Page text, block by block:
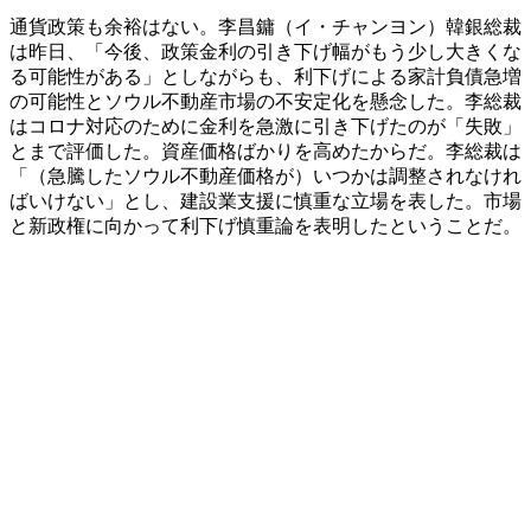
通貨政策も余裕はない。李昌鏞（イ・チャンヨン）韓銀総裁
は昨日、「今後、政策金利の引き下げ幅がもう少し大きくな
る可能性がある」としながらも、利下げによる家計負債急増
の可能性とソウル不動産市場の不安定化を懸念した。李総裁
はコロナ対応のために金利を急激に引き下げたのが「失敗」
とまで評価した。資産価格ばかりを高めたからだ。李総裁は
「（急騰したソウル不動産価格が）いつかは調整されなけれ
ばいけない」とし、建設業支援に慎重な立場を表した。市場
と新政権に向かって利下げ慎重論を表明したということだ。